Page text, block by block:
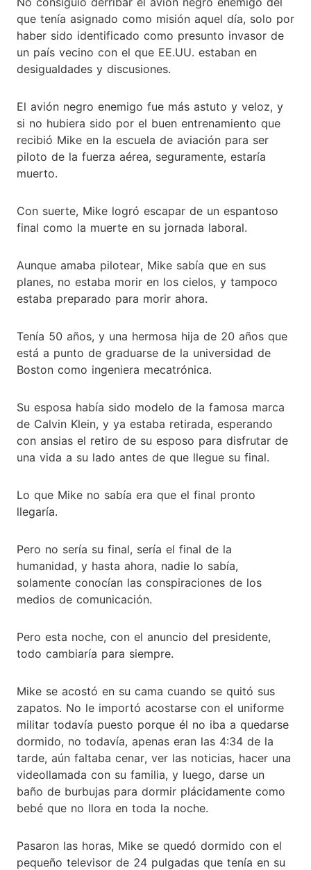
que tenía asignado como misión aquel día, solo por
haber sido identificado como presunto invasor de
un país vecino con el que EE.UU. estaban en
desigualdades y discusiones.
El avión negro enemigo fue más astuto y veloz, y
si no hubiera sido por el buen entrenamiento que
recibió Mike en la escuela de aviación para ser
piloto de la fuerza aérea, seguramente, estaría
muerto.
Con suerte, Mike logró escapar de un espantoso
final como la muerte en su jornada laboral.
Aunque amaba pilotear, Mike sabía que en sus
planes, no estaba morir en los cielos, y tampoco
estaba preparado para morir ahora.
Tenía 50 años, y una hermosa hija de 20 años que
está a punto de graduarse de la universidad de
Boston como ingeniera mecatrónica.
Su esposa había sido modelo de la famosa marca
de Calvin Klein, y ya estaba retirada, esperando
con ansias el retiro de su esposo para disfrutar de
una vida a su lado antes de que llegue su final.
Lo que Mike no sabía era que el final pronto
llegaría.
Pero no sería su final, sería el final de la
humanidad, y hasta ahora, nadie lo sabía,
solamente conocían las conspiraciones de los
medios de comunicación.
Pero esta noche, con el anuncio del presidente,
todo cambiaría para siempre.
Mike se acostó en su cama cuando se quitó sus
zapatos. No le importó acostarse con el uniforme
militar todavía puesto porque él no iba a quedarse
dormido, no todavía, apenas eran las 4:34 de la
tarde, aún faltaba cenar, ver las noticias, hacer una
videollamada con su familia, y luego, darse un
baño de burbujas para dormir plácidamente como
bebé que no llora en toda la noche.
Pasaron las horas, Mike se quedó dormido con el
pequeño televisor de 24 pulgadas que tenía en su